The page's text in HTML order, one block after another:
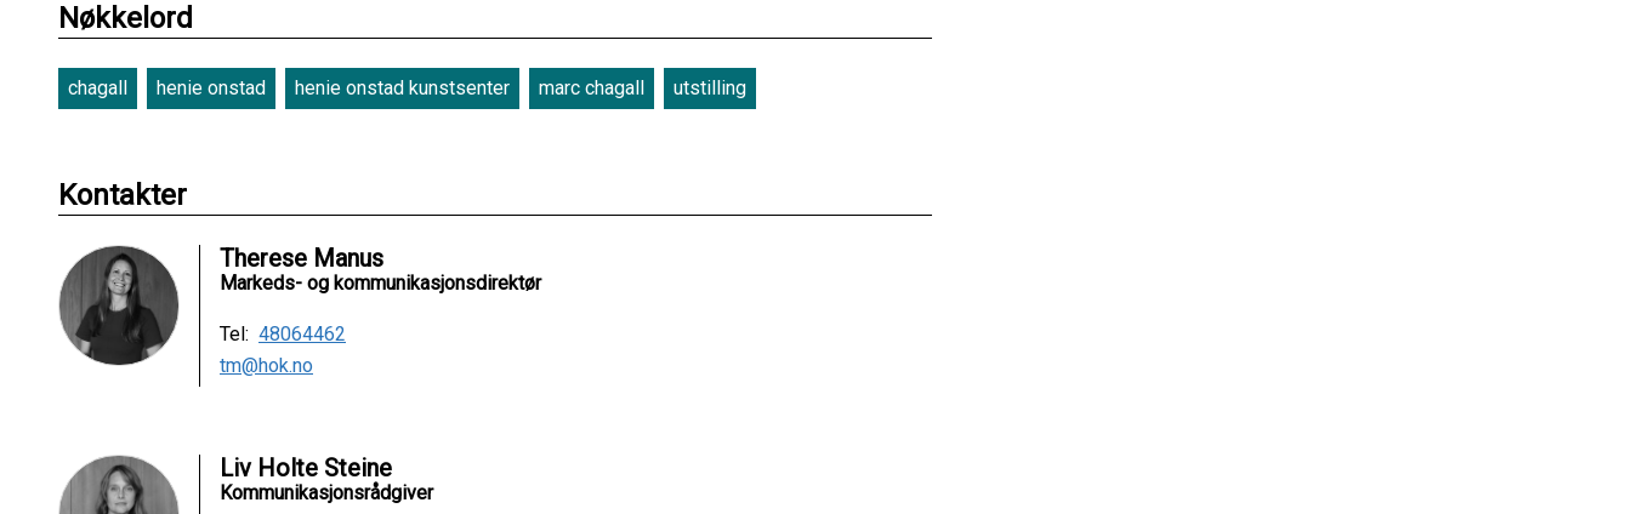
Nøkkelord
chagall henie onstad henie onstad kunstsenter marc chagall utstilling
Kontakter
Therese Manus
Markeds- og kommunikasjonsdirektør
Tel: 48064462
tm@hok.no
Liv Holte Steine
Kommunikasjonsrådgiver